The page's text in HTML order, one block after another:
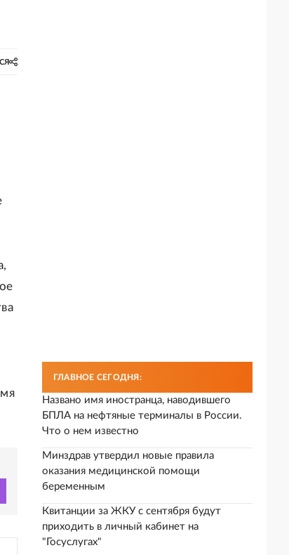
ГЛАВНОЕ СЕГОДНЯ:
Названо имя иностранца, наводившего
БПЛА на нефтяные терминалы в России.
Что о нем известно
Минздрав утвердил новые правила
оказания медицинской помощи
беременным
Квитанции за ЖКУ с сентября будут
приходить в личный кабинет на
"Госуслугах"